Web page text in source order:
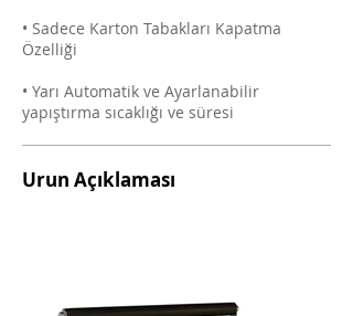
• Sadece Karton Tabakları Kapatma
Özelliği
• Yarı Automatik ve Ayarlanabilir
yapıştırma sıcaklığı ve süresi
Urun Açıklaması